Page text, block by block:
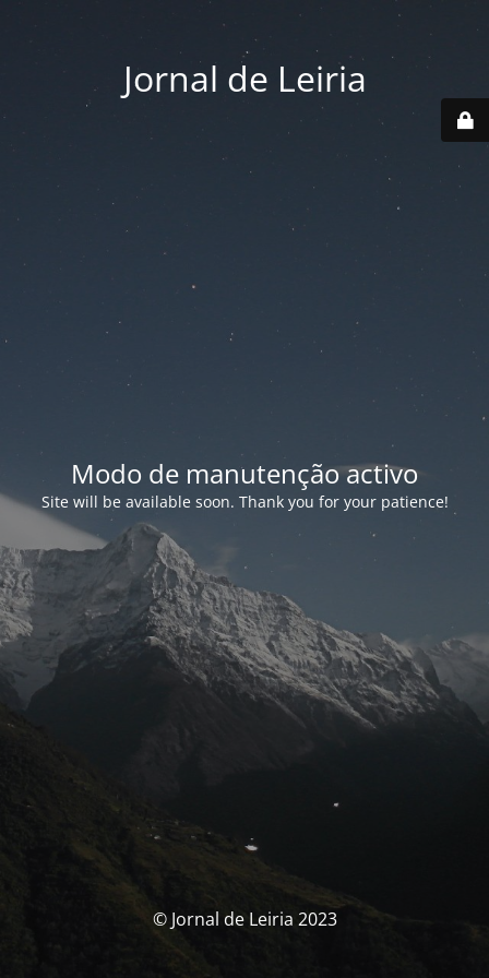
Jornal de Leiria
Modo de manutenção activo
Site will be available soon. Thank you for your patience!
© Jornal de Leiria 2023